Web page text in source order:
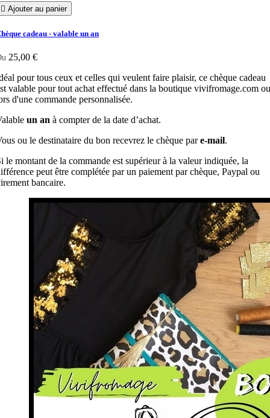
 Ajouter au panier
cadeau - valable un an
25,00 €
pour tous ceux et celles qui veulent faire plaisir, ce chèque cadeau
valable pour tout achat effectué dans la boutique vivifromage.com ou
d'une commande personnalisée.
un an à compter de la date d’achat.
ou le destinataire du bon recevrez le chèque pare-mail.
le montant de la commande est supérieur à la valeur indiquée, la
peut être complétée par un paiement par chèque, Paypal ou
bancaire.